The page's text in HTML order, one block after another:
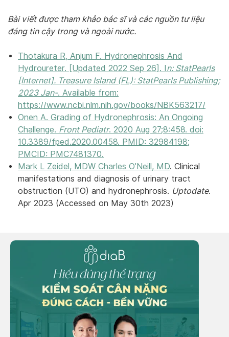
Bài viết được tham khảo bác sĩ và các nguồn tư liệu
đáng tin cậy trong và ngoài nước.
Thotakura R, Anjum F. Hydronephrosis And
Hydroureter. [Updated 2022 Sep 26]. In: StatPearls
[Internet]. Treasure Island (FL): StatPearls Publishing;
2023 Jan-. Available from:
https://www.ncbi.nlm.nih.gov/books/NBK563217/
Onen A. Grading of Hydronephrosis: An Ongoing
Challenge. Front Pediatr. 2020 Aug 27;8:458. doi:
10.3389/fped.2020.00458. PMID: 32984198;
PMCID: PMC7481370.
Mark L Zeidel, MDW Charles O’Neill, MD. Clinical
manifestations and diagnosis of urinary tract
obstruction (UTO) and hydronephrosis. Uptodate.
Apr 2023 (Accessed on May 30th 2023)